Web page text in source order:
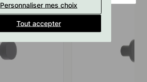
Personnaliser mes choix
Tout accepter